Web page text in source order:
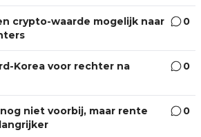
crypto-waarde mogelijk naar
0
Korea voor rechter na
0
0